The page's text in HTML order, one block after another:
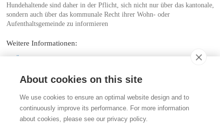
Hundehaltende sind daher in der Pflicht, sich nicht nur über das kantonale,
sondern auch über das kommunale Recht ihrer Wohn- oder
Aufenthaltsgemeinde zu informieren
Weitere Informationen:
Übersicht Hunderecht
Stiftung für das Tier im Recht (TIR)
Rigistrasse 9
CH - 8006 Zürich
About cookies on this site
We use cookies to ensure an optimal website design and to
continuously improve its performance. For more information
about cookies, please see our privacy policy.